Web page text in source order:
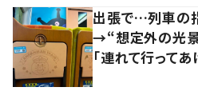
出張で…列車の
→“想定外の光景”
「連れて行ってあ